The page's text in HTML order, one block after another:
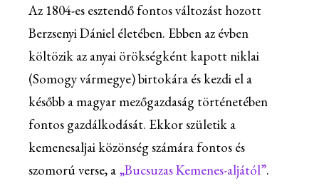
Az 1804-es esztendő fontos változást hozott
Berzsenyi Dániel életében. Ebben az évben
költözik az anyai örökségként kapott niklai
(Somogy vármegye) birtokára és kezdi el a
később a magyar mezőgazdaság történetében
fontos gazdálkodását. Ekkor születik a
kemenesaljai közönség számára fontos és
szomorú verse, a „Bucsuzas Kemenes-aljától”.